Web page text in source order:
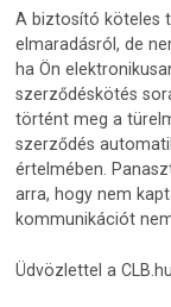
A biztosító köteles
elmaradásról, de
ha Ön
szerződéskötés
történt meg a
szerződés
értelmében.
arra, hogy nem
kommunikációt
Üdvözlettel a